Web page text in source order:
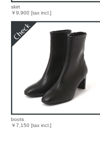
skirt
￥9,900 [tax incl.]
boots
￥7,150 [tax incl.]